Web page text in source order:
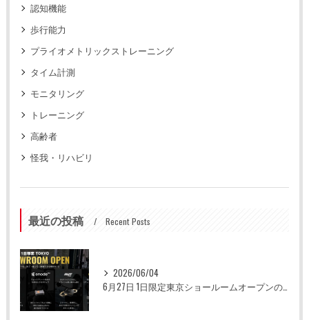
認知機能
歩行能力
プライオメトリックストレーニング
タイム計測
モニタリング
トレーニング
高齢者
怪我・リハビリ
最近の投稿 Recent Posts
2026/06/04
6月27日 1日限定東京ショールームオープンのお知らせ